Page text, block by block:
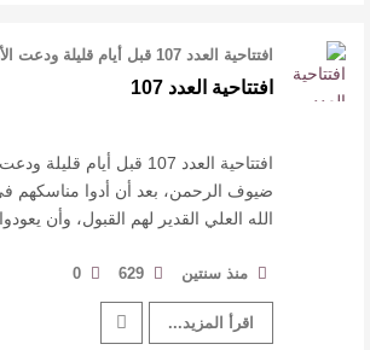
افتتاحية العدد 107 قبل أيام
ضيوف الرحمن، بعد أن أدوا …
افتتاحية العدد 107
افتتاحية العدد 107 قبل أيام
ضيوف الرحمن، بعد أن أدوا مناسكهم
الله العلي القدير لهم القبول، وأن
منذ سنتين 629
0
اقرأ المزيد...